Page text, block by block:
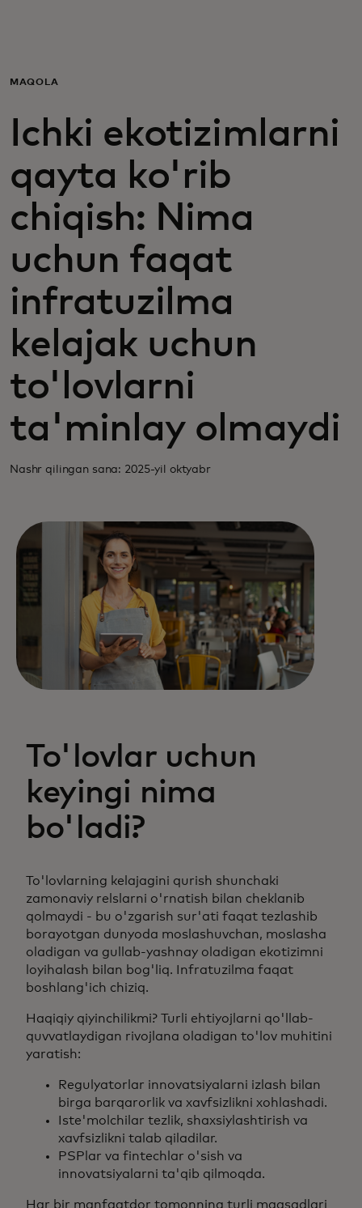
Biznes uchun
Butun dunyo uchun
Innovatorlar uchun
Yangiliklar va trendlar
MAQOLA
Ichki ekotizimlarni
qayta ko'rib
chiqish: Nima
uchun faqat
infratuzilma
kelajak uchun
to'lovlarni
ta'minlay olmaydi
Nashr qilingan sana: 2025-yil oktyabr
To'lovlar uchun
keyingi nima
bo'ladi?
To'lovlarning kelajagini qurish shunchaki
zamonaviy relslarni o'rnatish bilan cheklanib
qolmaydi - bu o'zgarish sur'ati faqat tezlashib
borayotgan dunyoda moslashuvchan, moslasha
oladigan va gullab-yashnay oladigan ekotizimni
loyihalash bilan bog'liq. Infratuzilma faqat
boshlang'ich chiziq.
Haqiqiy qiyinchilikmi? Turli ehtiyojlarni qo'llab-
quvvatlaydigan rivojlana oladigan to'lov muhitini
yaratish:
Regulyatorlar innovatsiyalarni izlash bilan
birga barqarorlik va xavfsizlikni xohlashadi.
Iste'molchilar tezlik, shaxsiylashtirish va
xavfsizlikni talab qiladilar.
PSPlar va fintechlar o'sish va
innovatsiyalarni ta'qib qilmoqda.
Har bir manfaatdor tomonning turli maqsadlari